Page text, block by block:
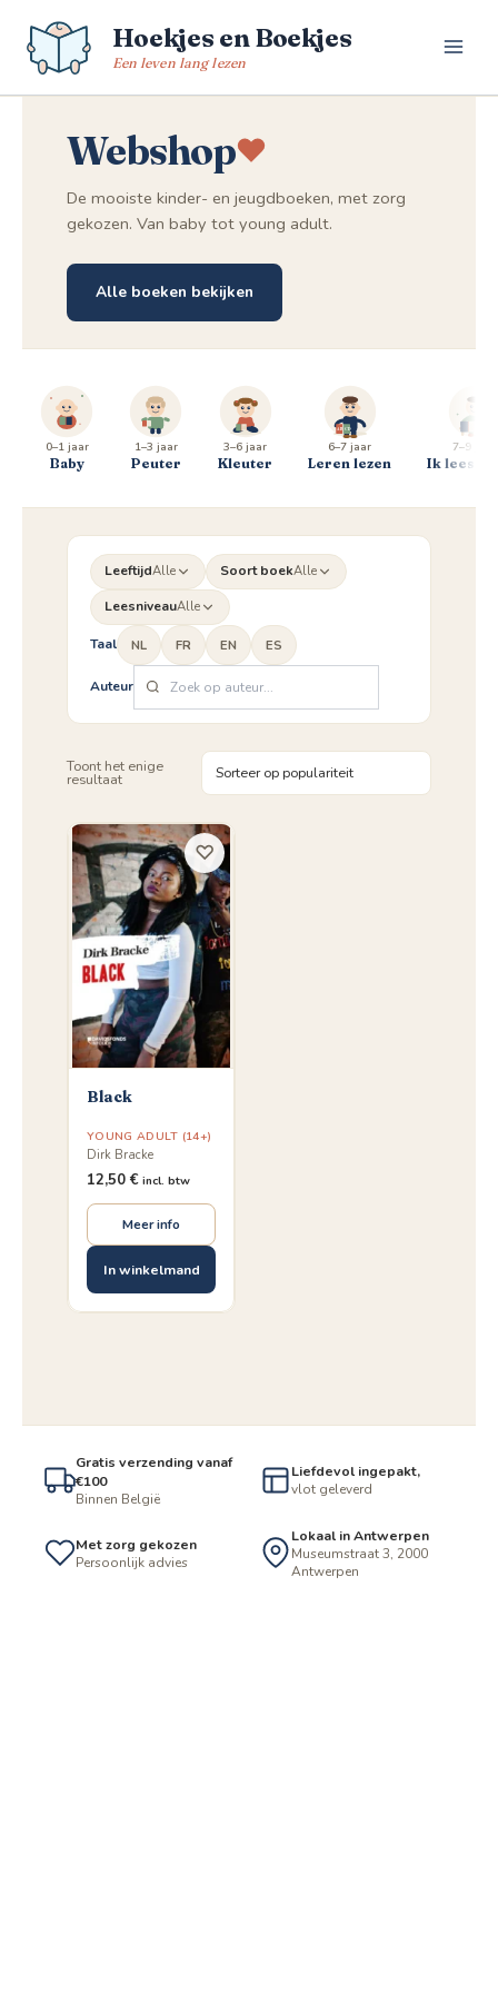
naar
Hoekjes en Boekjes
Een leven lang lezen
Webshop
De mooiste kinder- en jeugdboeken, met zorg
gekozen. Van baby tot young adult.
Alle boeken bekijken
0–1 jaar
Baby
1–3 jaar
Peuter
3–6 jaar
Kleuter
6–7 jaar
Leren lezen
7–9 jaar
Ik lees al
LeeftijdAlle Soort boekAlle
LeesniveauAlle
Taal NL FR EN ES
Auteur
Toont het enige
resultaat
Black
YOUNG ADULT (14+)
Dirk Bracke
12,50 € incl. btw
Meer info
In winkelmand
♡
Gratis verzending vanaf
€100
Binnen België
Liefdevol ingepakt,
vlot geleverd
Met zorg gekozen
Persoonlijk advies
Lokaal in Antwerpen
Museumstraat 3, 2000
Antwerpen